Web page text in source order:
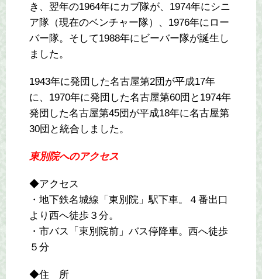
き、翌年の1964年にカブ隊が、1974年にシニ
ア隊（現在のベンチャー隊）、1976年にロー
バー隊。そして1988年にビーバー隊が誕生し
ました。
1943年に発団した名古屋第2団が平成17年
に、1970年に発団した名古屋第60団と1974年
発団した名古屋第45団が平成18年に名古屋第
30団と統合しました。
東別院へのアクセス
◆アクセス
・地下鉄名城線「東別院」駅下車。４番出口
より西へ徒歩３分。
・市バス「東別院前」バス停降車。西へ徒歩
５分
◆住 所